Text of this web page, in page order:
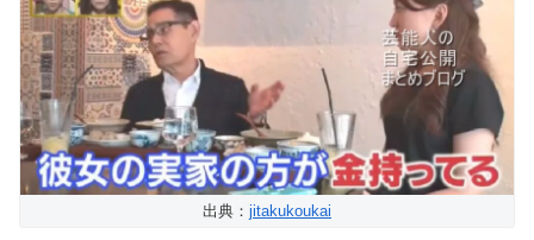
出典： jitakukoukai